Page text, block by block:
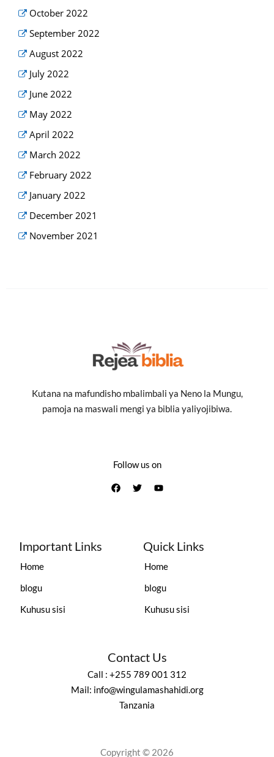
October 2022
September 2022
August 2022
July 2022
June 2022
May 2022
April 2022
March 2022
February 2022
January 2022
December 2021
November 2021
Kutana na mafundisho mbalimbali ya Neno la Mungu,
pamoja na maswali mengi ya biblia yaliyojibiwa.
Follow us on
Important Links
Home
blogu
Kuhusu sisi
Quick Links
Home
blogu
Kuhusu sisi
Contact Us
Call : +255 789 001 312
Mail: info@wingulamashahidi.org
Tanzania
Copyright © 2026